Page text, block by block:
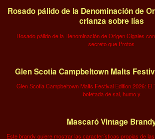
Rosado pálido de la Denominación de
crianza sobre lías
Rosado pálido de la Denominación de Origen Cigales
secreto que Protos
Glen Scotia Campbeltown Malts
Glen Scotia Campbeltown Malts Festival Edition 2026: El
bofetada de sal, humo y
Mascaró Vintage
Este brandy quiere mostrar las características propias de